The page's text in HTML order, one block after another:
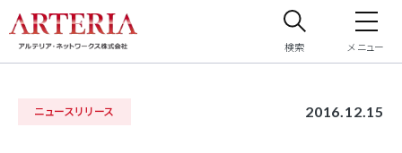
検索 メニュー
ニュースリリース 2016.12.15